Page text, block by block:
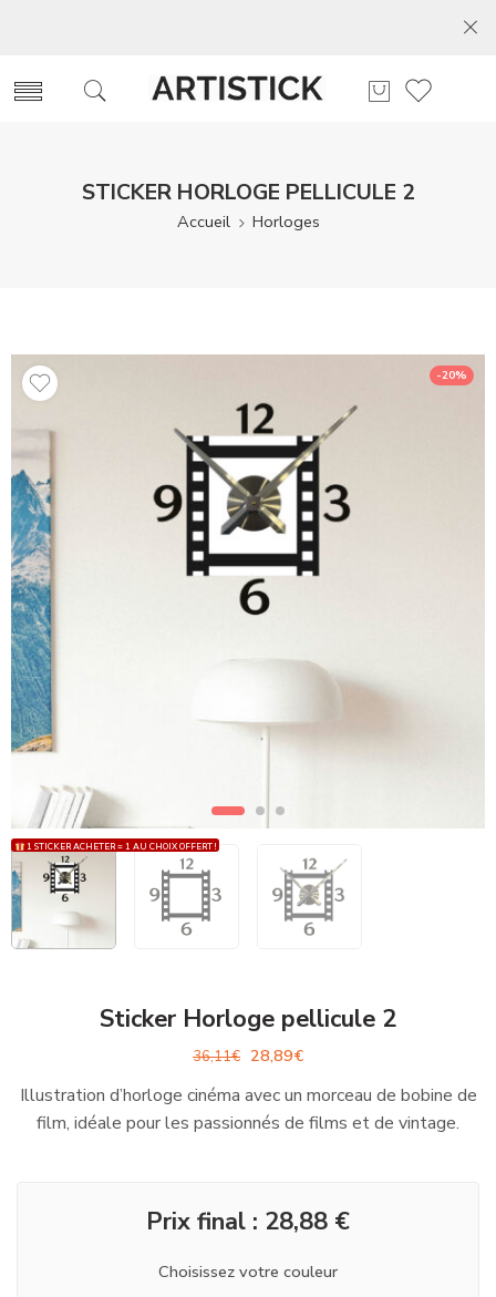
STICKER HORLOGE PELLICULE 2
Accueil Horloges
-20%
1 STICKER ACHETER = 1 AU CHOIX OFFERT !
Sticker Horloge pellicule 2
36,11€ 28,89€
Illustration d’horloge cinéma avec un morceau de bobine de
film, idéale pour les passionnés de films et de vintage.
Prix final : 28,88 €
Choisissez votre couleur